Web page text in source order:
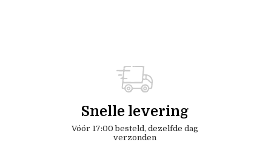
Snelle levering
Vóór 17:00 besteld, dezelfde dag
verzonden